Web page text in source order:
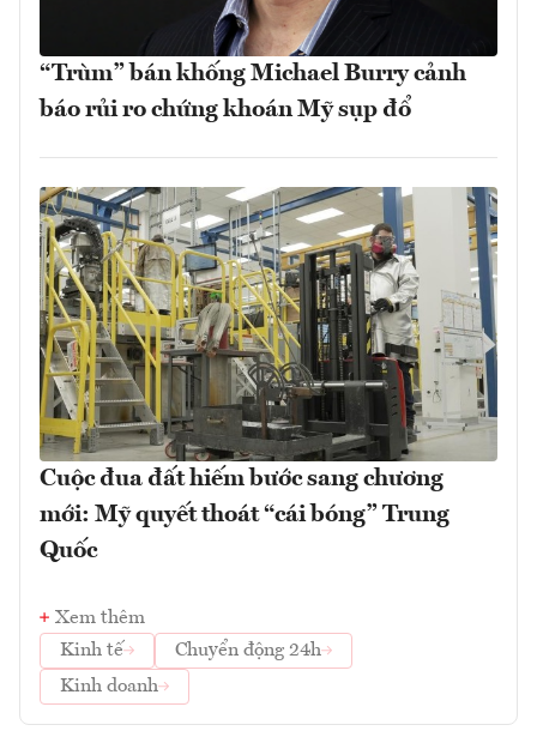
“Trùm” bán khống Michael Burry cảnh
báo rủi ro chứng khoán Mỹ sụp đổ
Cuộc đua đất hiếm bước sang chương
mới: Mỹ quyết thoát “cái bóng” Trung
Quốc
Xem thêm
Kinh tế
Chuyển động 24h
Kinh doanh